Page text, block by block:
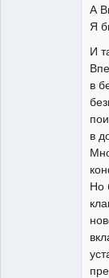
А
Я
И
в
в
Но